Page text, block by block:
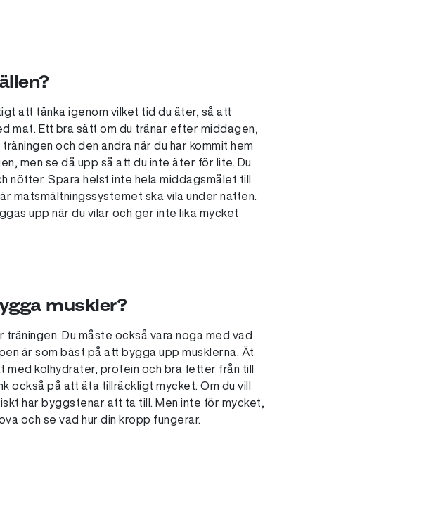
att tänka igenom vilket tid du äter, så att
mat. Ett bra sätt om du tränar efter middagen,
och den andra när du har kommit hem
men se då upp så att du inte äter för lite. Du
nötter. Spara helst inte hela middagsmålet till
matsmältningssystemet ska vila under natten.
upp när du vilar och ger inte lika mycket
muskler?
Du måste också vara noga med vad
är som bäst på att bygga upp musklerna. Ät
kolhydrater, protein och bra fetter från till
också på att äta tillräckligt mycket. Om du vill
har byggstenar att ta till. Men inte för mycket,
och se vad hur din kropp fungerar.